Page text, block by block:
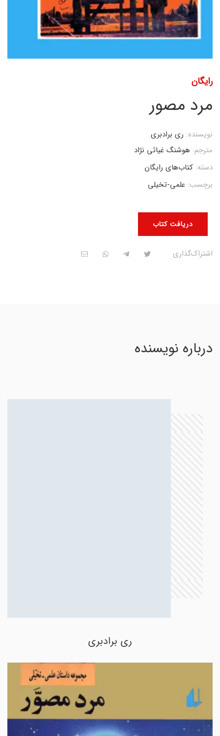
رایگان
مرد مصور
دریافت کتاب
نویسنده: ری برادبری
مترجم: هوشنگ غیاثی نژاد
دسته: کتاب‌های رایگان
برچسب: علمی-تخیلی
اشتراک‌گذاری
درباره نویسنده
ری برادبری